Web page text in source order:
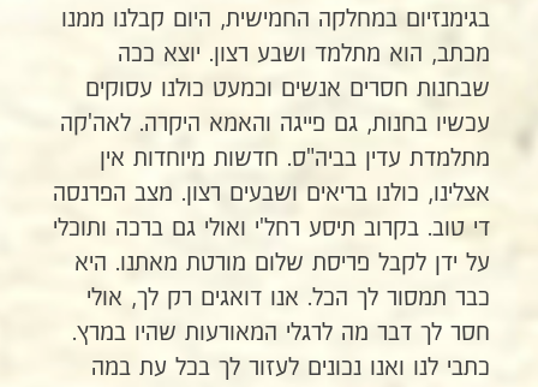
בגימנזיום במחלקה החמישית, היום קבלנו ממנו
מכתב, הוא מתלמד ושבע רצון. יוצא ככה
שבחנות חסרים אנשים וכמעט כולנו עסוקים
עכשיו בחנות, גם פייגה והאמא היקרה. לאה'קה
מתלמדת עדין בביה"ס. חדשות מיוחדות אין
אצלינו, כולנו בריאים ושבעים רצון. מצב הפרנסה
די טוב. בקרוב תיסע רחל'י ואולי גם ברכה ותוכלי
על ידן לקבל פריסת שלום מורטת מאתנו. היא
כבר תמסור לך הכל. אנו דואגים רק לך, אולי
חסר לך דבר מה לרגלי המאורעות שהיו במרץ.
כתבי לנו ואנו נכונים לעזור לך בכל עת במה